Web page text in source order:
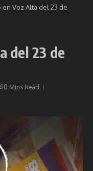
en Voz Alta del 23 de
del 23 de
0 Mins Read